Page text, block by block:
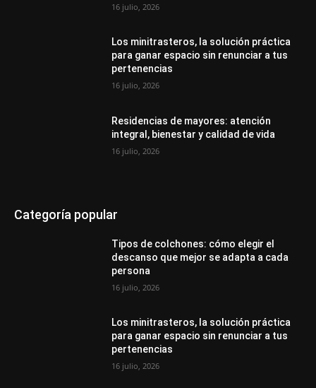
16 julio, 2026
Los minitrasteros, la solución práctica
para ganar espacio sin renunciar a tus
pertenencias
16 julio, 2026
Residencias de mayores: atención
integral, bienestar y calidad de vida
16 julio, 2026
Categoría popular
Tipos de colchones: cómo elegir el
descanso que mejor se adapta a cada
persona
16 julio, 2026
Los minitrasteros, la solución práctica
para ganar espacio sin renunciar a tus
pertenencias
16 julio, 2026